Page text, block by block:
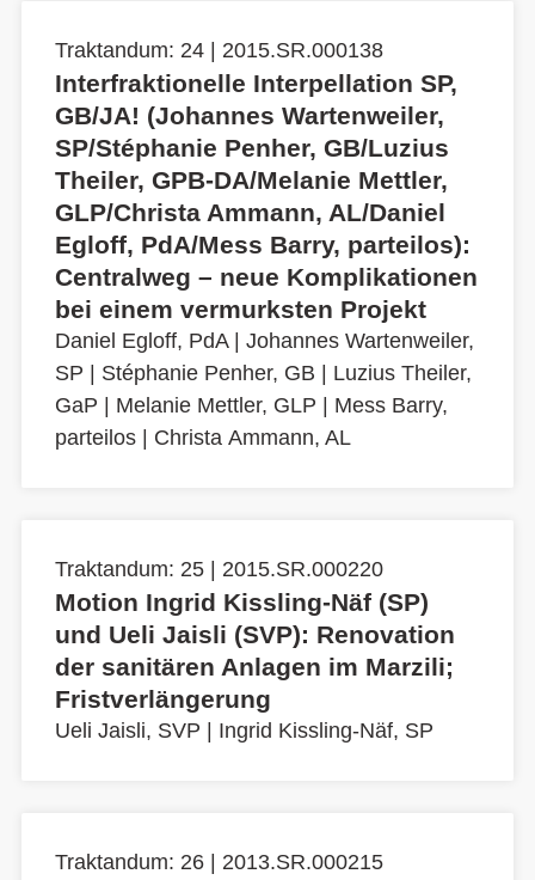
Traktandum: 24 | 2015.SR.000138
Interfraktionelle Interpellation SP,
GB/JA! (Johannes Wartenweiler,
SP/Stéphanie Penher, GB/Luzius
Theiler, GPB-DA/Melanie Mettler,
GLP/Christa Ammann, AL/Daniel
Egloff, PdA/Mess Barry, parteilos):
Centralweg – neue Komplikationen
bei einem vermurksten Projekt
Daniel Egloff, PdA| Johannes Wartenweiler,
SP
Stéphanie Penher, GB
Luzius Theiler,
GaP
Melanie Mettler, GLP
Mess Barry,
parteilos
Christa Ammann, AL
Traktandum: 25 | 2015.SR.000220
Motion Ingrid Kissling-Näf (SP)
und Ueli Jaisli (SVP): Renovation
der sanitären Anlagen im Marzili;
Fristverlängerung
Ueli Jaisli, SVP Ingrid Kissling-Näf, SP
Traktandum: 26 | 2013.SR.000215